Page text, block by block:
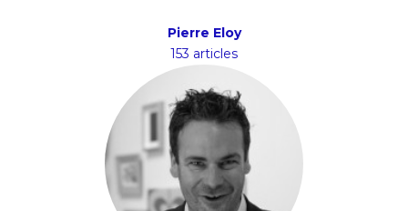
Pierre Eloy
153 articles